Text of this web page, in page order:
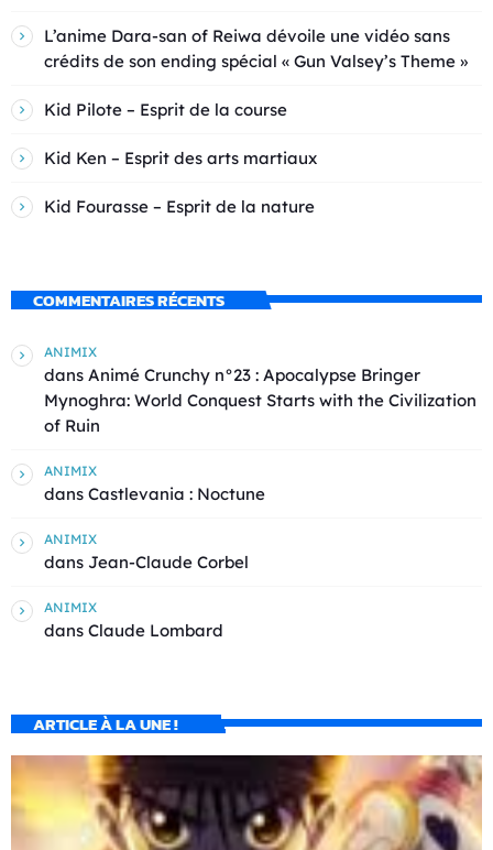
L’anime Dara-san of Reiwa dévoile une vidéo sans
crédits de son ending spécial « Gun Valsey’s Theme »
Kid Pilote – Esprit de la course
Kid Ken – Esprit des arts martiaux
Kid Fourasse – Esprit de la nature
COMMENTAIRES RÉCENTS
ANIMIX
dans Animé Crunchy n°23 : Apocalypse Bringer
Mynoghra: World Conquest Starts with the Civilization
of Ruin
ANIMIX
dans Castlevania : Noctune
ANIMIX
dans Jean-Claude Corbel
ANIMIX
dans Claude Lombard
ARTICLE À LA UNE !